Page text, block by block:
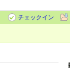
チェックイン